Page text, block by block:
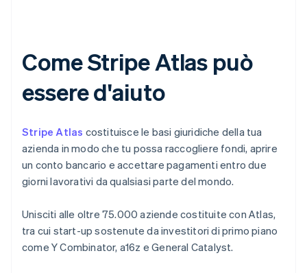
Come Stripe Atlas può
essere d'aiuto
Stripe Atlas costituisce le basi giuridiche della tua
azienda in modo che tu possa raccogliere fondi, aprire
un conto bancario e accettare pagamenti entro due
giorni lavorativi da qualsiasi parte del mondo.
Unisciti alle oltre 75.000 aziende costituite con Atlas,
tra cui start-up sostenute da investitori di primo piano
come Y Combinator, a16z e General Catalyst.